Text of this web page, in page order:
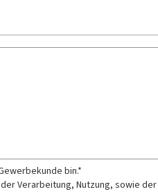
bin.*
Verarbeitung, Nutzung, sowie